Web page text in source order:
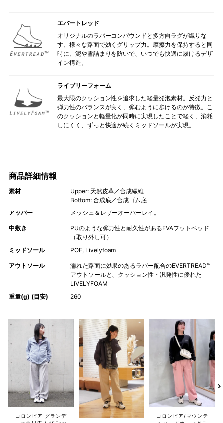
エバートレッド
オリジナルのラバーコンパウンドと多方向ラグが織りな
す、様々な路面で効くグリップ力。摩擦力を保持すると同
時に、泥や雪詰まりを防いで、いつでも快適に履けるデザ
イン構造。
ライブリーフォーム
最大限のクッション性を追求した軽量発泡素材。反発力と
弾力性のバランスが良く、弾むように歩けるのが特徴。こ
のクッションと軽量化が同時に実現したことで軽く、消耗
しにくく、ずっと快適が続くミッドソールが実現。
商品詳細情報
素材
Upper: 天然皮革／合成繊維
Bottom: 合成底／合成ゴム底
アッパー
メッシュ＆レザーオーバーレイ。
中敷き
PUのような弾力性と耐久性があるEVAフットベッド
（取り外し可）
ミッドソール
POE, Livelyfoam
アウトソール
濡れた路面に効果のあるラバー配合のEVERTREAD™
アウトソールと、クッション性・汎発性に優れた
LIVELYFOAM
重量(g) (目安)
260
コロンビア グランデ
コロンビア/マウンテ